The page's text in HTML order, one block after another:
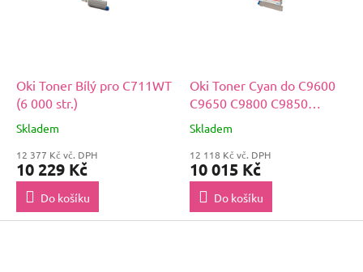
Oki Toner Bílý pro C711WT
(6 000 str.)
Skladem
12 377 Kč vč. DPH
10 229 Kč
Do košíku
Oki Toner Cyan do C9600
C9650 C9800 C9850
C9800MFP C9850MFP
(15k)
Skladem
12 118 Kč vč. DPH
10 015 Kč
Do košíku
Z